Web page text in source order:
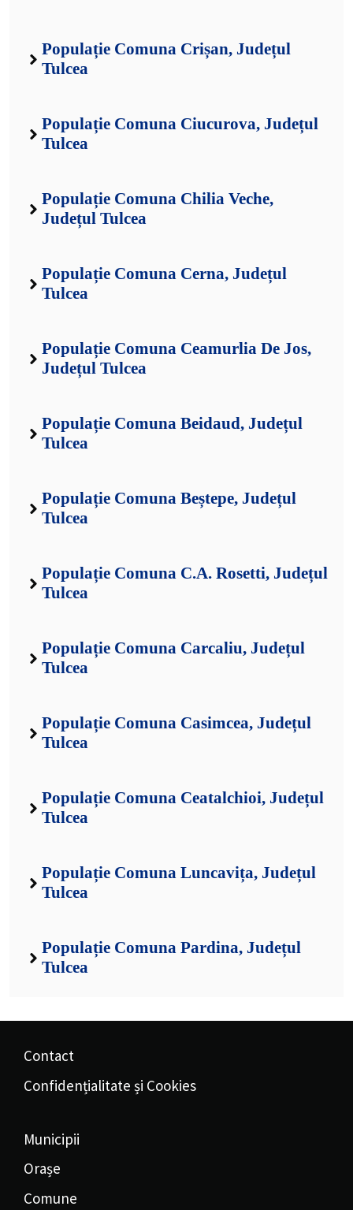
Populație Comuna Crișan, Județul
Tulcea
Populație Comuna Ciucurova, Județul
Tulcea
Populație Comuna Chilia Veche,
Județul Tulcea
Populație Comuna Cerna, Județul
Tulcea
Populație Comuna Ceamurlia De Jos,
Județul Tulcea
Populație Comuna Beidaud, Județul
Tulcea
Populație Comuna Beștepe, Județul
Tulcea
Populație Comuna C.A. Rosetti, Județul
Tulcea
Populație Comuna Carcaliu, Județul
Tulcea
Populație Comuna Casimcea, Județul
Tulcea
Populație Comuna Ceatalchioi, Județul
Tulcea
Populație Comuna Luncavița, Județul
Tulcea
Populație Comuna Pardina, Județul
Tulcea
Contact
Confidențialitate și Cookies
Municipii
Orașe
Comune